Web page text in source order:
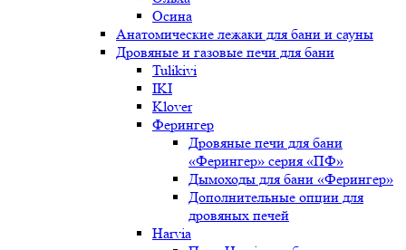
Осина
Анатомические лежаки для бани и сауны
Дровяные и газовые печи для бани
Tulikivi
IKI
Klover
Ферингер
Дровяные печи для бани
«Ферингер» серия «ПФ»
Дымоходы для бани «Ферингер»
Дополнительные опции для
дровяных печей
Harvia